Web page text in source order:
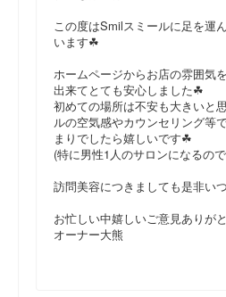
この度はSmilスミールに足を運
います☘
ホームページからお店の雰囲気
出来てとても安心しました☘
初めての場所は不安も大きいと
ルの空気感やカウンセリング等
まりでしたら嬉しいです☘
(特に男性1人のサロンになるの
訪問美容につきましても是非い
お忙しい中嬉しいご意見ありが
オーナー大熊